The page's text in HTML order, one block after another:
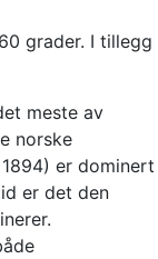
grader. I tillegg
meste av
norske
er dominert
er det den